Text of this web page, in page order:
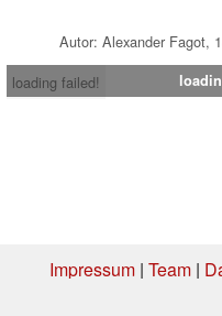
Autor: Alexander Fagot,
loading failed!
Impressum| Team|